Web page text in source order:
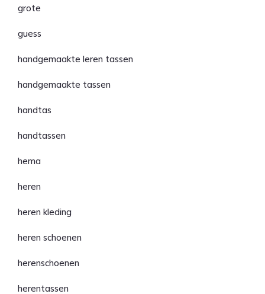
grote
guess
handgemaakte leren tassen
handgemaakte tassen
handtas
handtassen
hema
heren
heren kleding
heren schoenen
herenschoenen
herentassen